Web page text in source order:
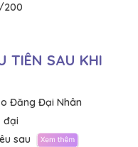
200
TIÊN SAU KHI
Đăng Đại Nhân
đại
sau